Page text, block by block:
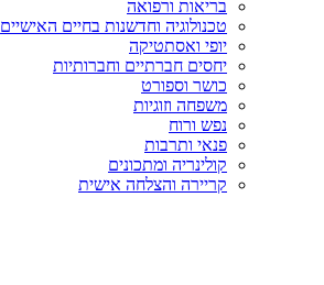
בריאות ורפואה
טכנולוגיה וחדשנות בחיים האישיים
יופי ואסתטיקה
יחסים חברתיים וחברותיות
כושר וספורט
משפחה וזוגיות
נפש ורוח
פנאי ותרבות
קולינריה ומתכונים
קריירה והצלחה אישית